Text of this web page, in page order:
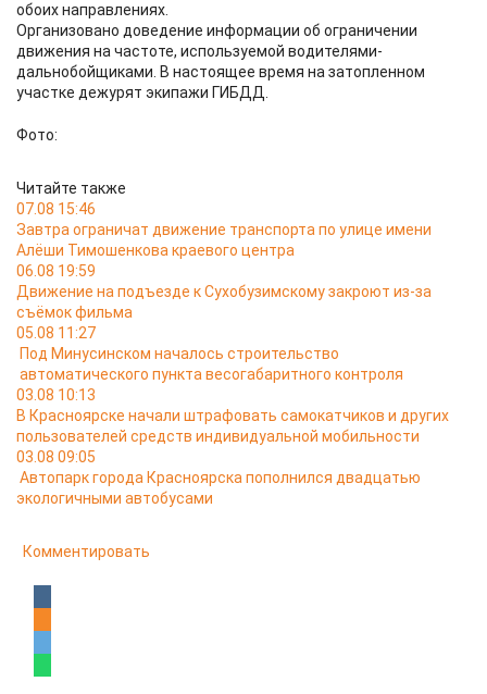
обоих направлениях.
Организовано доведение информации об ограничении
движения на частоте, используемой водителями-
дальнобойщиками. В настоящее время на затопленном
участке дежурят экипажи ГИБДД.
Фото:
Читайте также
07.08 15:46
Завтра ограничат движение транспорта по улице имени
Алёши Тимошенкова краевого центра
06.08 19:59
Движение на подъезде к Сухобузимскому закроют из-за
съёмок фильма
05.08 11:27
Под Минусинском началось строительство
автоматического пункта весогабаритного контроля
03.08 10:13
В Красноярске начали штрафовать самокатчиков и других
пользователей средств индивидуальной мобильности
03.08 09:05
Автопарк города Красноярска пополнился двадцатью
экологичными автобусами
Комментировать